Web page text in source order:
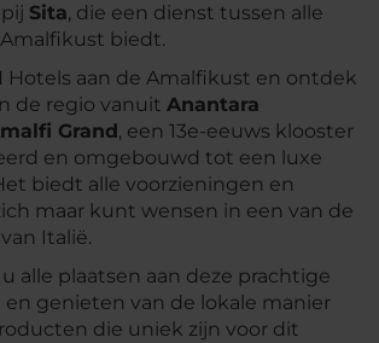
Sita, die een dienst tussen alle
biedt.
Hotels aan de Amalfikust en ontdek
de regio vanuit Anantara
Grand , een 13e-eeuws klooster
en omgebouwd tot een luxe
biedt alle voorzieningen en
maar kunt wensen in een van de
Italië.
alle plaatsen aan deze prachtige
en genieten van de lokale manier
die uniek zijn voor dit